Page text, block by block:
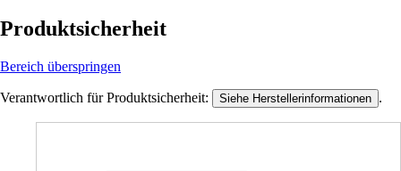
Produktsicherheit
Bereich überspringen
Verantwortlich für Produktsicherheit: Siehe Herstellerinformationen .